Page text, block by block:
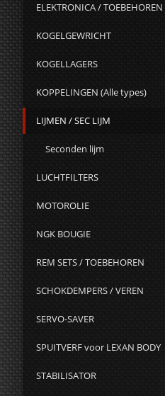
ELEKTRONICA / TOEBEHOREN
KOGELGEWRICHT
KOGELLAGERS
KOPPELINGEN (Alle types)
LIJMEN / SEC LIJM
Seconden lijm
LUCHTFILTERS
MOTOROLIE
NGK BOUGIE
REM SETS / TOEBEHOREN
SCHOKDEMPERS / VEREN
SERVO-SAVER
SPUITVERF voor LEXAN BODY
STABILISATOR